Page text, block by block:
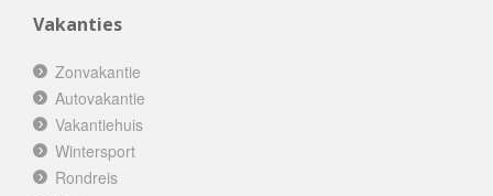
Vakanties
Zonvakantie
Autovakantie
Vakantiehuis
Wintersport
Rondreis